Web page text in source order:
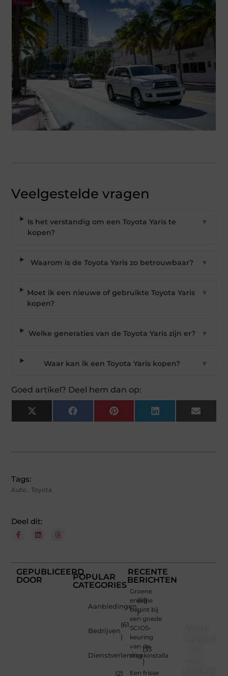
Veelgestelde vragen
Is het verstandig om een Toyota Yaris te
kopen?
▼
Waarom is de Toyota Yaris zo betrouwbaar? ▼
Moet ik een nieuwe of gebruikte Toyota Yaris
kopen?
▼
Welke generaties van de Toyota Yaris zijn er? ▼
Waar kan ik een Toyota Yaris kopen? ▼
Goed artikel? Deel hem dan op:
X
(Twitter)
Facebook Pinterest LinkedIn Email
Tags:
Auto Toyota
Deel dit:
GEPUBLICEERD
DOOR
POPULAR
CATEGORIES
Aanbiedingen
(68
)
Bedrijven
(61
)
Dienstverlening
(33
)
(21
RECENTE
BERICHTEN
Groene
energie
begint bij
een goede
SCIOS-
keuring
van de
stookinstallatie
Een frisse